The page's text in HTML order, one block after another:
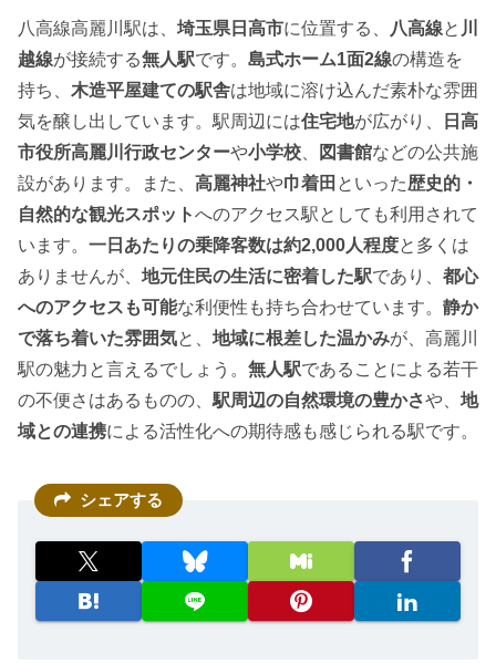
八高線高麗川駅は、 埼玉県日高市に位置する、 八高線と 川
越線が接続する無人駅です。 島式ホーム1面2線の構造を
持ち、 木造平屋建ての駅舎は地域に溶け込んだ素朴な雰囲
気を醸し出しています。駅周辺には住宅地が広がり、
日高
市役所高麗川行政センターや小学校 図書館などの公共施
設があります。また、 高麗神社や巾着田 といった歴史的・
自然的な観光スポットへのアクセス駅としても利用されて
います。 一日あたりの乗降客数は約2,000人程度と多くは
ありませんが、 地元住民の生活に密着した駅であり、 都心
へのアクセスも可能な利便性も持ち合わせています。 静か
で落ち着いた雰囲気と、 地域に根差した温かみが、高麗川
駅の魅力と言えるでしょう。 無人駅であることによる若干
の不便さはあるものの、 駅周辺の自然環境の豊かさや、 地
域との連携による活性化への期待感も感じられる駅です。
シェアする